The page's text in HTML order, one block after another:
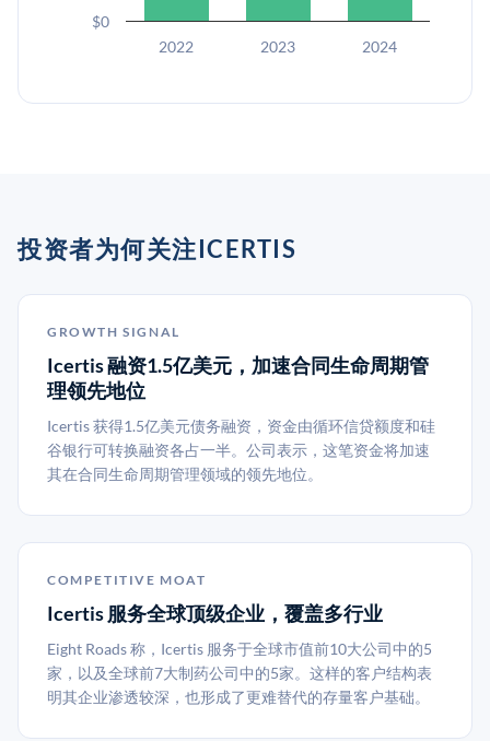
2022 2023 2024
$0
投资者为何关注ICERTIS
GROWTH SIGNAL
Icertis 融资1.5亿美元，加速合同生命周期管
理领先地位
Icertis 获得1.5亿美元债务融资，资金由循环信贷额度和硅
谷银行可转换融资各占一半。公司表示，这笔资金将加速
其在合同生命周期管理领域的领先地位。
COMPETITIVE MOAT
Icertis 服务全球顶级企业，覆盖多行业
Eight Roads 称，Icertis 服务于全球市值前10大公司中的5
家，以及全球前7大制药公司中的5家。这样的客户结构表
明其企业渗透较深，也形成了更难替代的存量客户基础。